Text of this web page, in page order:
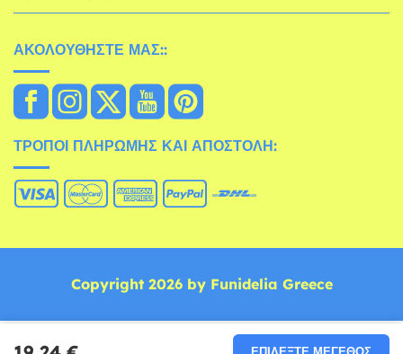
ΑΚΟΛΟΥΘΉΣΤΕ ΜΑΣ::
ΤΡΌΠΟΙ ΠΛΗΡΩΜΉΣ ΚΑΙ ΑΠΟΣΤΟΛΉ:
Copyright 2026 by Funidelia Greece